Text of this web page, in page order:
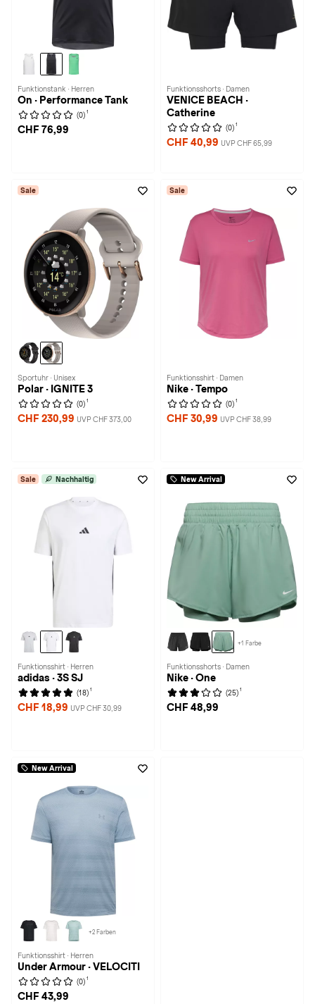
Funktionstank · Herren
On · Performance Tank
(0) 1
CHF 76,99
Funktionsshorts · Damen
VENICE BEACH ·
Catherine
(0) 1
CHF 40,99 UVP CHF 65,99
Sale
Sportuhr · Unisex
Polar · IGNITE 3
(0) 1
CHF 230,99 UVP CHF 373,00
Sale
Funktionsshirt · Damen
Nike · Tempo
(0) 1
CHF 30,99 UVP CHF 38,99
Sale Nachhaltig
Funktionsshirt · Herren
adidas · 3S SJ
(18) 1
CHF 18,99 UVP CHF 30,99
New Arrival
+1 Farbe
Funktionsshorts · Damen
Nike · One
(25) 1
CHF 48,99
New Arrival
+2 Farben
Funktionsshirt · Herren
Under Armour · VELOCITI
(0) 1
CHF 43,99